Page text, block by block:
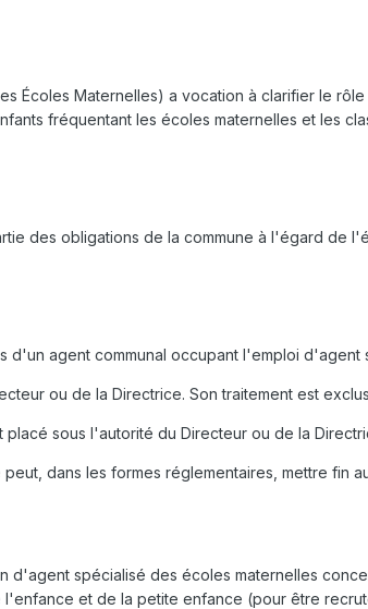
Écoles Maternelles) a vocation à clarifier le
fréquentant les écoles maternelles et les
des obligations de la commune à l'égard de
agent communal occupant l'emploi
ou de la Directrice. Son traitement est
sous l'autorité du Directeur ou de la
dans les formes réglementaires, mettre fin
d'agent spécialisé des écoles maternelles
et de la petite enfance (pour être